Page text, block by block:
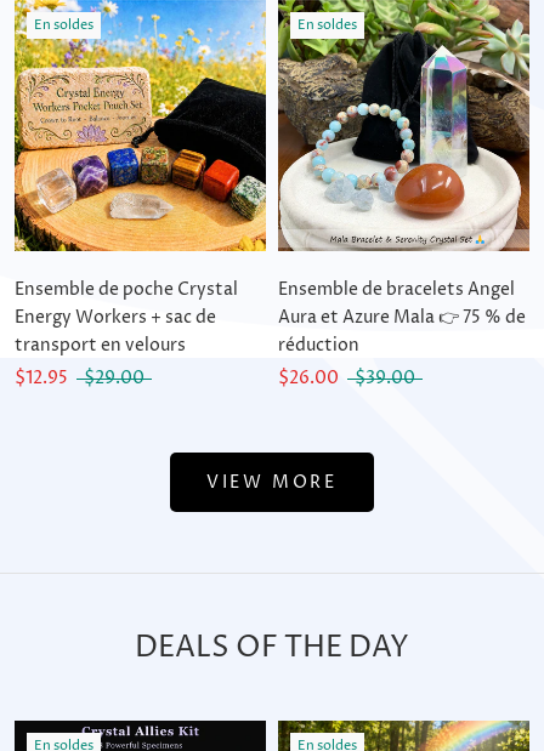
En soldes
Ensemble de poche Crystal
Energy Workers + sac de
transport en velours
$12.95
$29.00
En soldes
Ensemble de bracelets Angel
Aura et Azure Mala 👉 75 % de
réduction
$26.00
$39.00
VIEW MORE
DEALS OF THE DAY
En soldes En soldes